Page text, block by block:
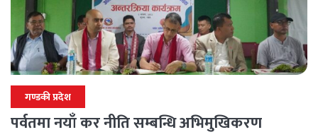
गण्डकी प्रदेश
पर्वतमा नयाँ कर नीति सम्बन्धि अभिमुखिकरण